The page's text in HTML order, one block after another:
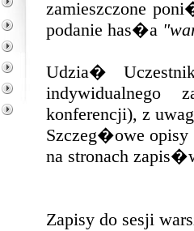
zamieszczone
podanie has�a
Udzia�
indywidualnego
konferencji), z
Szczeg�owe
na stronach
Zapisy do sesji